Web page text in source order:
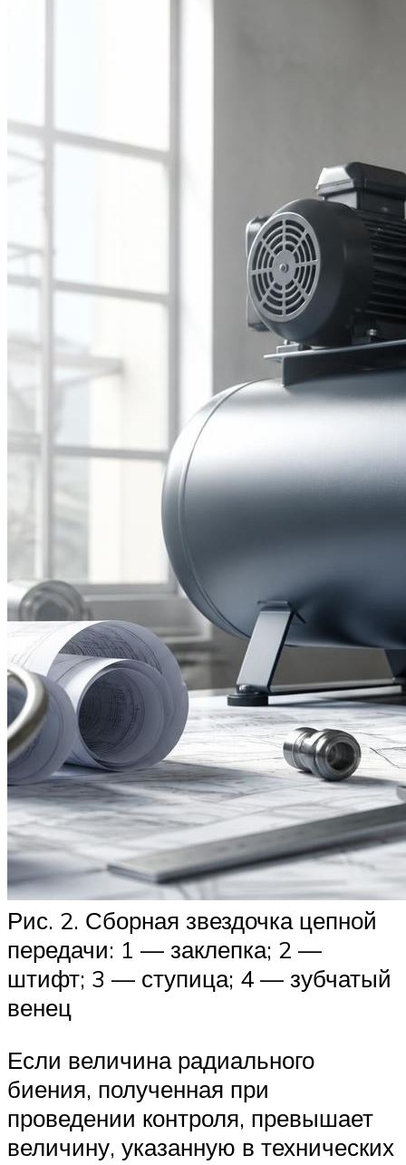
Рис. 2. Сборная звездочка цепной
передачи: 1 — заклепка; 2 —
штифт; 3 — ступица; 4 — зубчатый
венец
Если величина радиального
биения, полученная при
проведении контроля, превышает
величину, ука­занную в технических